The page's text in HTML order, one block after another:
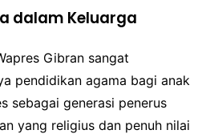
dalam Keluarga
Gibran sangat
pendidikan agama bagi anak
sebagai generasi penerus
yang religius dan penuh nilai